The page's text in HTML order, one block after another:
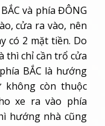
và phía ĐÔNG
cửa ra vào, nên
có 2 mặt tiền. Do
thì chỉ cần trổ cửa
BẮC là hướng
không còn thuộc
xe ra vào phía
hướng nhà cũng